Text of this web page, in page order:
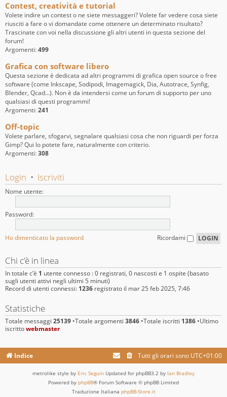
Contest, creatività e tutorial
Volete indire un contest o ne siete messaggeri? Volete far vedere cosa siete
riusciti a fare o vi domandate come ottenere un determinato risultato?
Trascinate con voi nella discussione gli altri utenti in questa sezione del
forum!
Argomenti:499
Grafica con software libero
Questa sezione è dedicata ad altri programmi di grafica open source o free
software (come Inkscape, Sodipodi, Imagemagick, Dia, Autotrace, Synfig,
Blender, Qcad...). Non è da intendersi come un forum di supporto per uno
qualsiasi di questi programmi!
Argomenti:241
Off-topic
Volete parlare, sfogarvi, segnalare qualsiasi cosa che non riguardi per forza
Gimp? Qui lo potete fare, naturalmente con criterio.
Argomenti:308
Login • Iscriviti
Nome utente:
Password:
Ho dimenticato la password Ricordami
Chi c’è in linea
In totale c’è 1 utente connesso : 0 registrati, 0 nascosti e 1 ospite (basato
sugli utenti attivi negli ultimi 5 minuti)
Record di utenti connessi: 1236 registrato il mar 25 feb 2025, 7:46
Statistiche
Totale messaggi 25139 •Totale argomenti 3846 •Totale iscritti 1386 •Ultimo
iscrittowebmaster
Indice Tutti gli orari sono UTC+01:00
metrolike style by Eric Seguin Updated for phpBB3.2 by Ian Bradley
Powered by phpBB® Forum Software © phpBB Limited
Traduzione Italiana phpBB-Store.it